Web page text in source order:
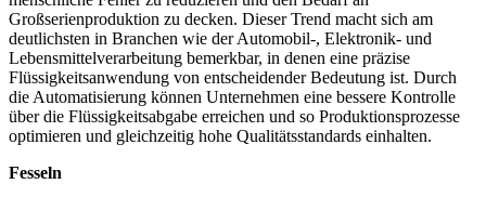
Großserienproduktion zu decken. Dieser Trend macht sich am
deutlichsten in Branchen wie der Automobil-, Elektronik- und
Lebensmittelverarbeitung bemerkbar, in denen eine präzise
Flüssigkeitsanwendung von entscheidender Bedeutung ist. Durch
die Automatisierung können Unternehmen eine bessere Kontrolle
über die Flüssigkeitsabgabe erreichen und so Produktionsprozesse
optimieren und gleichzeitig hohe Qualitätsstandards einhalten.
Fesseln